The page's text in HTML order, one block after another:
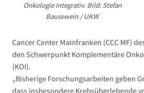
Onkologie Integrativ. Bild: Stefan
Bausewein / UKW
Cancer Center Mainfranken (CCC MF)
den Schwerpunkt Komplementäre
(KOI).
„Bisherige Forschungsarbeiten geben
dass insbesondere Krebsüberlebende